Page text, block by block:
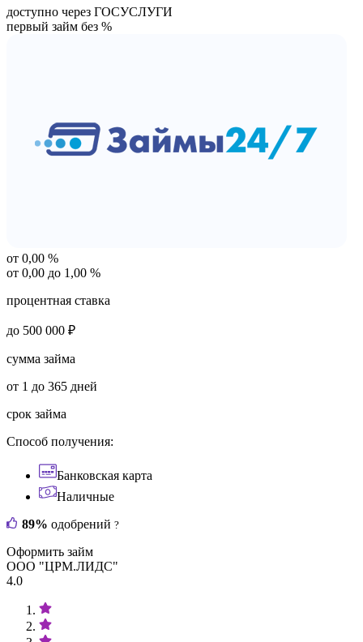
доступно через ГОСУСЛУГИ
первый займ без %
от 0,00 %
от 0,00 до 1,00 %
процентная ставка
до 500 000 ₽
сумма займа
от 1 до 365 дней
срок займа
Способ получения:
Банковская карта
Наличные
89% одобрений ?
Оформить займ
ООО "ЦРМ.ЛИДС"
4.0